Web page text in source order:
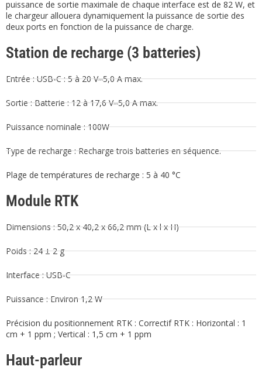
puissance de sortie maximale de chaque interface est de 82 W, et
le chargeur allouera dynamiquement la puissance de sortie des
deux ports en fonction de la puissance de charge.
Station de recharge (3 batteries)
Entrée : USB-C : 5 à 20 V⎓5,0 A max.
Sortie : Batterie : 12 à 17,6 V⎓5,0 A max.
Puissance nominale : 100W
Type de recharge : Recharge trois batteries en séquence.
Plage de températures de recharge : 5 à 40 °C
Module RTK
Dimensions : 50,2 x 40,2 x 66,2 mm (L x l x H)
Poids : 24 ± 2 g
Interface : USB-C
Puissance : Environ 1,2 W
Précision du positionnement RTK : Correctif RTK : Horizontal : 1
cm + 1 ppm ; Vertical : 1,5 cm + 1 ppm
Haut-parleur